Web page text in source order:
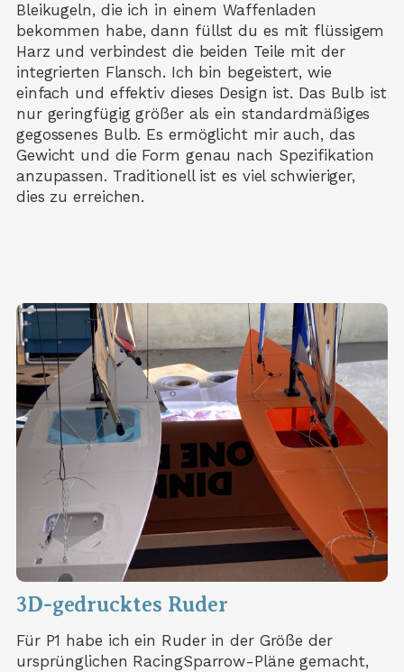
Bleikugeln, die ich in einem Waffenladen
bekommen habe, dann füllst du es mit flüssigem
Harz und verbindest die beiden Teile mit der
integrierten Flansch. Ich bin begeistert, wie
einfach und effektiv dieses Design ist. Das Bulb ist
nur geringfügig größer als ein standardmäßiges
gegossenes Bulb. Es ermöglicht mir auch, das
Gewicht und die Form genau nach Spezifikation
anzupassen. Traditionell ist es viel schwieriger,
dies zu erreichen.
3D-gedrucktes Ruder
Für P1 habe ich ein Ruder in der Größe der
ursprünglichen RacingSparrow-Pläne gemacht,